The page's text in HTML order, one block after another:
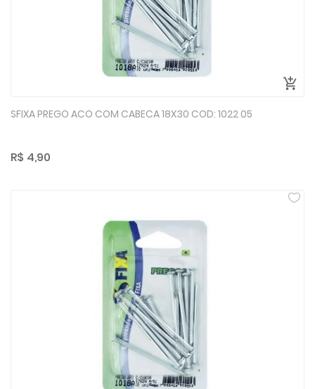
SFIXA PREGO ACO COM CABECA 18X30 COD: 1022 05
R$ 4,90